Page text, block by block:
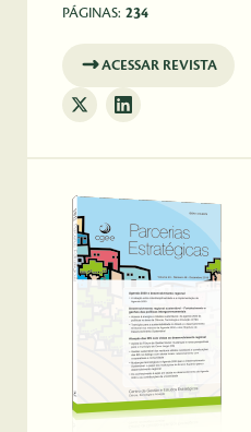
PÁGINAS: 234
ACESSAR REVISTA